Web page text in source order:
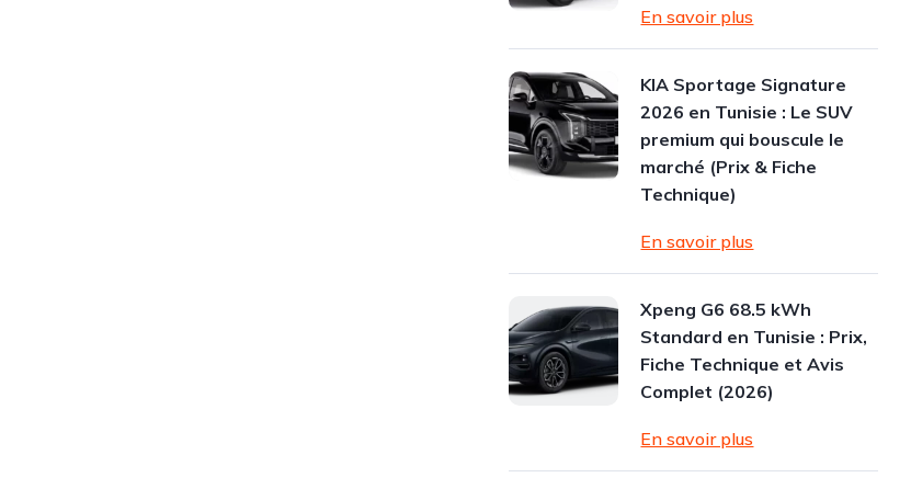
En savoir plus
KIA Sportage Signature
2026 en Tunisie : Le SUV
premium qui bouscule le
marché (Prix & Fiche
Technique)
En savoir plus
Xpeng G6 68.5 kWh
Standard en Tunisie : Prix,
Fiche Technique et Avis
Complet (2026)
En savoir plus